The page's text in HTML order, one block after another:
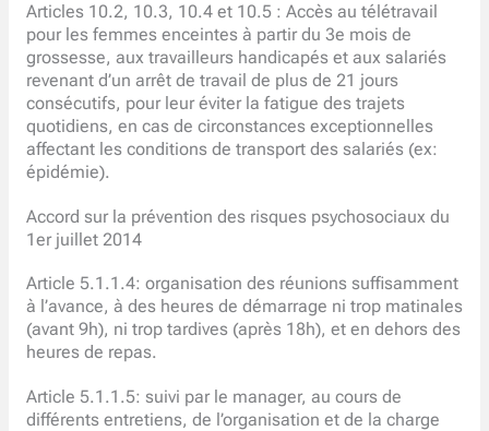
Articles 10.2, 10.3, 10.4 et 10.5 : Accès au télétravail
pour les femmes enceintes à partir du 3e mois de
grossesse, aux travailleurs handicapés et aux salariés
revenant d’un arrêt de travail de plus de 21 jours
consécutifs, pour leur éviter la fatigue des trajets
quotidiens, en cas de circonstances exceptionnelles
affectant les conditions de transport des salariés (ex:
épidémie).
Accord sur la prévention des risques psychosociaux du
1er juillet 2014
Article 5.1.1.4: organisation des réunions suffisamment
à l’avance, à des heures de démarrage ni trop matinales
(avant 9h), ni trop tardives (après 18h), et en dehors des
heures de repas.
Article 5.1.1.5: suivi par le manager, au cours de
différents entretiens, de l’organisation et de la charge